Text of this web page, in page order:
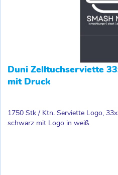
Duni Zelltuchserviette
mit Druck
1750 Stk / Ktn. Serviette Logo,
schwarz mit Logo in weiß